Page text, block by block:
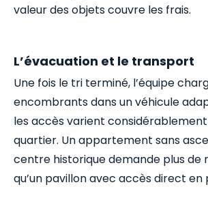
valeur des objets couvre les frais.
L’évacuation et le transport
Une fois le tri terminé, l’équipe
encombrants dans un véhicule
les accès varient
quartier. Un appartement sans
centre historique demande plus de
qu’un pavillon avec accès direct en